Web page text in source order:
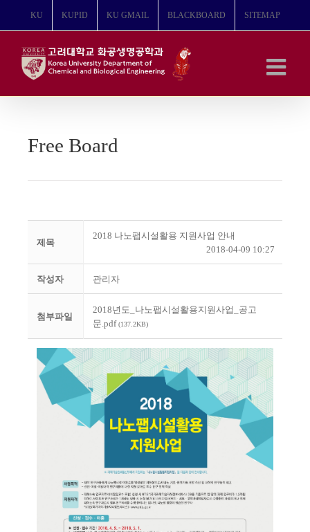
뛰
KU KUPID KU GMAIL BLACKBOARD SITEMAP
Free Board
제목
2018 나노팹시설활용 지원사업 안내
2018-04-09 10:27
작성자 관리자
첨부파일
2018년도_나노팹시설활용지원사업_공고
문.pdf(137.2KB)